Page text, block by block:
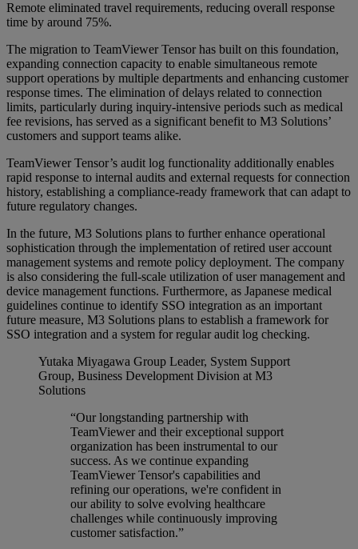
Remote eliminated travel requirements, reducing overall response
time by around 75%.
The migration to TeamViewer Tensor has built on this foundation,
expanding connection capacity to enable simultaneous remote
support operations by multiple departments and enhancing customer
response times. The elimination of delays related to connection
limits, particularly during inquiry-intensive periods such as medical
fee revisions, has served as a significant benefit to M3 Solutions’
customers and support teams alike.
TeamViewer Tensor’s audit log functionality additionally enables
rapid response to internal audits and external requests for connection
history, establishing a compliance-ready framework that can adapt to
future regulatory changes.
In the future, M3 Solutions plans to further enhance operational
sophistication through the implementation of retired user account
management systems and remote policy deployment. The company
is also considering the full-scale utilization of user management and
device management functions. Furthermore, as Japanese medical
guidelines continue to identify SSO integration as an important
future measure, M3 Solutions plans to establish a framework for
SSO integration and a system for regular audit log checking.
Yutaka Miyagawa Group Leader, System Support
Group, Business Development Division at M3
Solutions
“Our longstanding partnership with
TeamViewer and their exceptional support
organization has been instrumental to our
success. As we continue expanding
TeamViewer Tensor's capabilities and
refining our operations, we're confident in
our ability to solve evolving healthcare
challenges while continuously improving
customer satisfaction.”